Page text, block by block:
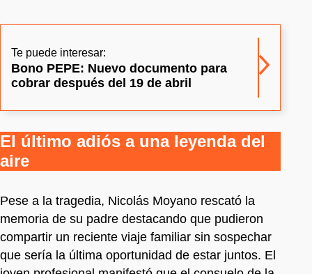
Te puede interesar:
Bono PEPE: Nuevo documento para
cobrar después del 19 de abril
El último adiós a una leyenda del
aire
Pese a la tragedia, Nicolás Moyano rescató la
memoria de su padre destacando que pudieron
compartir un reciente viaje familiar sin sospechar
que sería la última oportunidad de estar juntos. El